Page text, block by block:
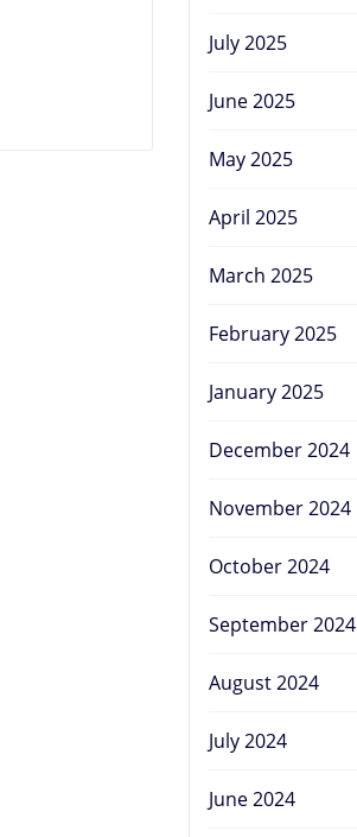
July 2025
June 2025
May 2025
April 2025
March 2025
February 2025
January 2025
December 2024
November 2024
October 2024
September 2024
August 2024
July 2024
June 2024